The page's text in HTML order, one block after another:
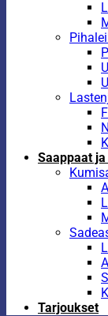
Saappaat
Tarjoukset